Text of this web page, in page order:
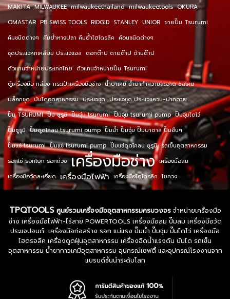
MAKITA MILWAUKEE milwaukeethailand milwaukeetools OKURA
OMASTAR PB SWISS TOOLS RIDGID STANLEY UNIOR ขายปั๊ม Tsurumi
คีมชนิดต่างๆ คีมย้ำหางปลา คีมย้ำไฮโดรลิค ค้อนชนิดต่างๆ
ชุดประแจหกเหลี่ยม ประแจแอล ดอกต๊าป ดายต๊าป ด้ามต๊าป
ตัวแทนจำหน่ายประเทศไทย ตัวแทนจำหน่ายปั๊ม Tsurumi
ตู้เครื่องมือ กล่อง-กระเป๋าเครื่องมือช่าง น้ำยาเคมี น้ำยาทำความสะอาด ซิลิโคน
บล็อกชุด บันไดอุตสาหกรรม ประแจชุด ประแจชุด ประแจแหวน-ปากตาย
ปั๊ม TSURUMI ปั๊ม ซูรูมิ ปั๊มจุ่ม tsurumi ปั๊มจุ่ม tsurumi pump ปั๊มจุ่มไดโว่
ปั๊มซูรูมิ ปั๊มดูดโคลน tsurumi pump ปั๊มน้ำ ปั๊มจุ่ม ปั๊มบาดาล ปั๊มอื่นๆ
ปั๊มแช่ tsurumi ปั๊มแช่ tsurumi pump ปั๊มแช่ดูดโคลน ซูรูมิ รถเข็นอุตสาหกรรม
รอกโซ่ รอกโยก รอกถ่วง เครื่องมือช่าง เครื่องมือลม
เครื่องมือวัดละเอียด เครื่องมือไฟฟ้า เครื่องมือไฮโดรลิค ไขควง
TPQTOOLS ศูนย์รวมเครื่องมืออุตสาหกรรมครบวงจรจำหน่ายเครื่องมือ
ช่าง เครื่องมือไฟฟ้า-ไร้สาย POWERTOOLS เครื่องมือลม ปั๊มลม เครื่องมือวัด
ประแจปอนด์ เครื่องมือก่อสร้าง รอก แม่แรง ปั๊มน้ำ ปั๊มจุ่ม ปั๊มไดโว่ เครื่องมือ
ไฮดรอลิค เครื่องดูดฝุ่นอุตสาหกรรม เครื่องฉีดน้ำแรงดัน บันได รถเข็น
อุตสาหกรรม น้ำยากาวเคมีอุตสาหกรรม อุปกรณ์เซฟตี้ และอุปกรณ์โรงงานจาก
แบรนด์ชั้นนำระดับโลก